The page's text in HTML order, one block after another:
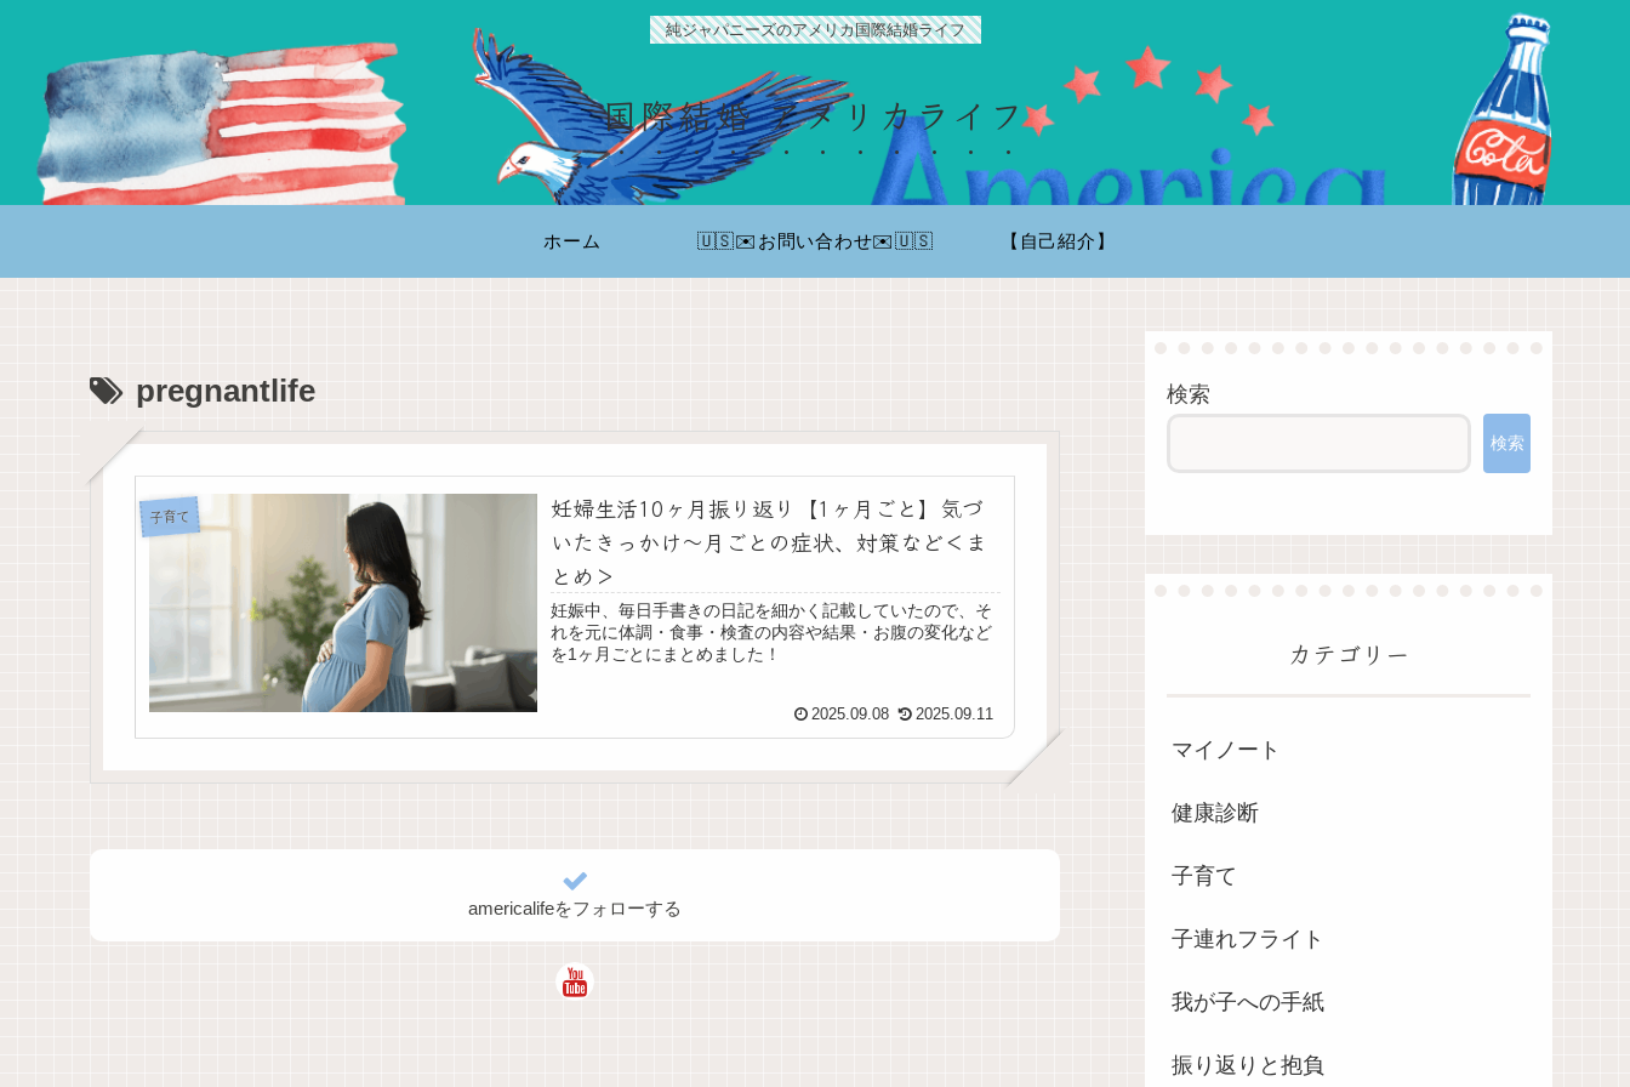
純ジャパニーズのアメリカ国際結婚ライフ
国際結婚 アメリカライフ
ホーム 🇺🇸✉️お問い合わせ✉️🇺🇸 【自己紹介】
pregnantlife
子育て
妊婦生活10ヶ月振り返り【1ヶ月ごと】気づ
いたきっかけ〜月ごとの症状、対策など＜ま
とめ＞
妊娠中、毎日手書きの日記を細かく記載していたので、そ
れを元に体調・食事・検査の内容や結果・お腹の変化など
を1ヶ月ごとにまとめました！
2025.09.08 2025.09.11
americalifeをフォローする
検索
検索
カテゴリー
マイノート
健康診断
子育て
子連れフライト
我が子への手紙
振り返りと抱負